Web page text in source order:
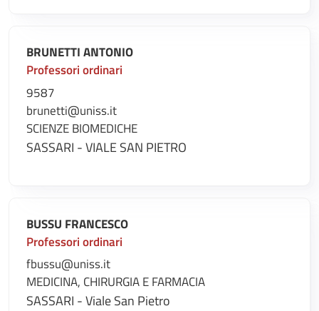
BRUNETTI ANTONIO
Professori ordinari
9587
brunetti@uniss.it
SCIENZE BIOMEDICHE
SASSARI - VIALE SAN PIETRO
BUSSU FRANCESCO
Professori ordinari
fbussu@uniss.it
MEDICINA, CHIRURGIA E FARMACIA
SASSARI - Viale San Pietro